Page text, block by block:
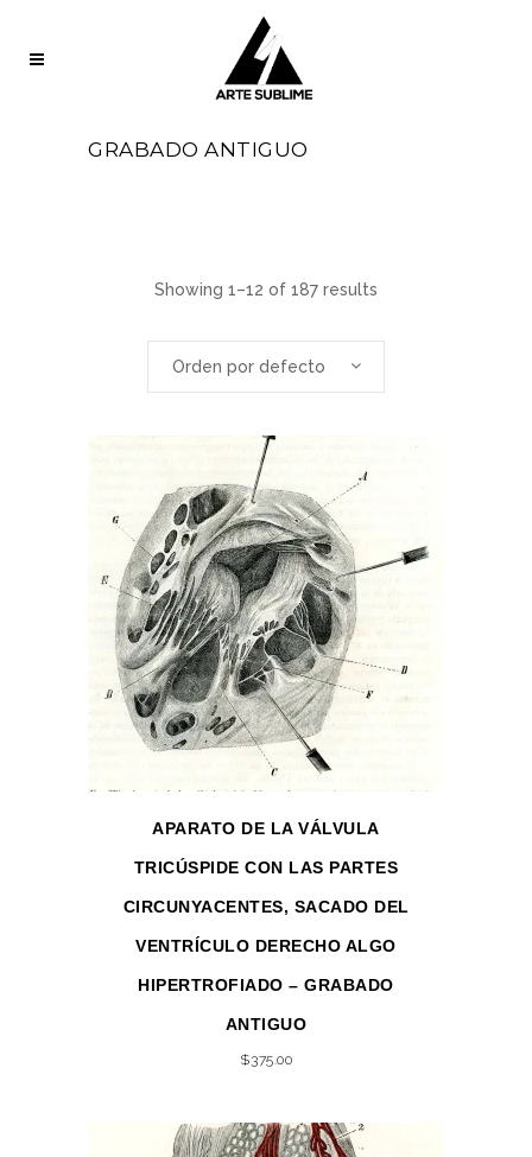
GRABADO ANTIGUO
Showing 1–12 of 187 results
Orden por defecto
APARATO DE LA VÁLVULA
TRICÚSPIDE CON LAS PARTES
CIRCUNYACENTES, SACADO DEL
VENTRÍCULO DERECHO ALGO
HIPERTROFIADO – GRABADO
ANTIGUO
$375.00